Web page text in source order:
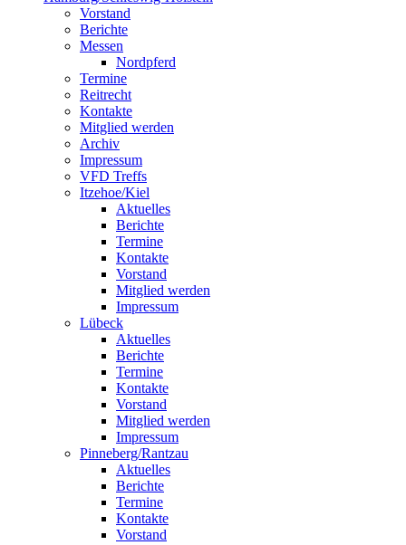
Vorstand
Berichte
Messen
Nordpferd
Termine
Reitrecht
Kontakte
Mitglied werden
Archiv
Impressum
VFD Treffs
Itzehoe/Kiel
Aktuelles
Berichte
Termine
Kontakte
Vorstand
Mitglied werden
Impressum
Lübeck
Aktuelles
Berichte
Termine
Kontakte
Vorstand
Mitglied werden
Impressum
Pinneberg/Rantzau
Aktuelles
Berichte
Termine
Kontakte
Vorstand